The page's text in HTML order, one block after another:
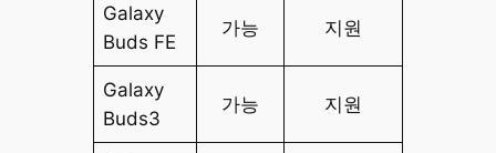
Galaxy
Buds FE
가능 지원
Galaxy
Buds3
가능 지원